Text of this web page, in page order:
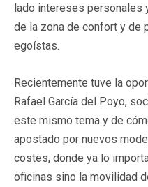
lado intereses personales
de la zona de confort y de
egoístas.
Recientemente tuve la
Rafael García del Poyo,
este mismo tema y de
apostado por nuevos
costes, donde ya lo
oficinas sino la movilidad